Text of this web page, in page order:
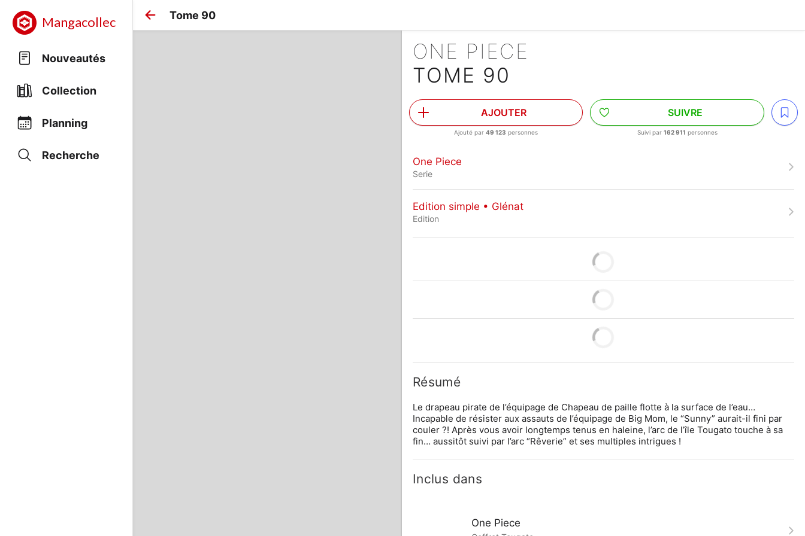
Mangacollec
Nouveautés
Collection
Planning
Recherche
Tome 90
ONE PIECE
TOME 90
AJOUTER
Ajouté par49 123 personnes
SUIVRE
Suivi par 162 911 personnes
One Piece
Serie
Edition simple • Glénat
Edition
Résumé
Le drapeau pirate de l’équipage de Chapeau de paille flotte à la surface de l’eau…
Incapable de résister aux assauts de l’équipage de Big Mom, le “Sunny” aurait-il fini par
couler ?! Après vous avoir longtemps tenus en haleine, l’arc de l’île Tougato touche à sa
fin… aussitôt suivi par l’arc “Rêverie” et ses multiples intrigues !
Inclus dans
One Piece